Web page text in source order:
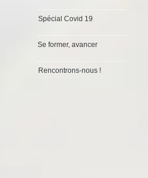
Spécial Covid 19
Se former, avancer
Rencontrons-nous !